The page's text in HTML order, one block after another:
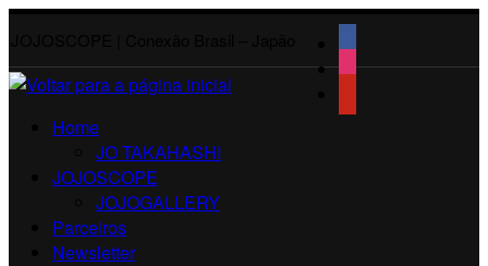
Home
JO TAKAHASHI
JOJOSCOPE
JOJOGALLERY
Parceiros
Newsletter